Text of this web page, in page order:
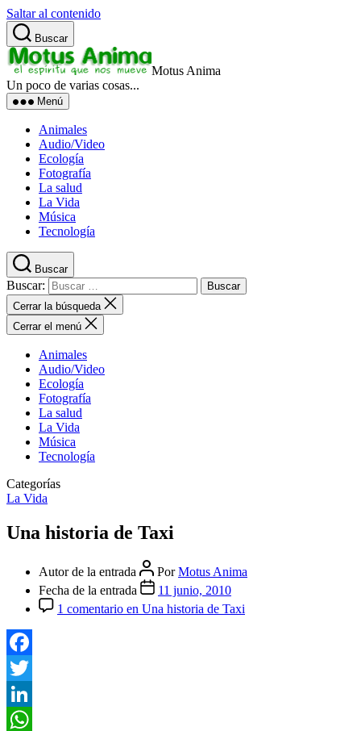
Saltar al contenido
Buscar
Motus Anima
Un poco de varias cosas...
Menú
Animales
Audio/Video
Ecología
Fotografía
La salud
La Vida
Música
Tecnología
Buscar
Buscar:
Cerrar la búsqueda
Cerrar el menú
Animales
Audio/Video
Ecología
Fotografía
La salud
La Vida
Música
Tecnología
Categorías
La Vida
Una historia de Taxi
Autor de la entrada PorMotus Anima
Fecha de la entrada
11 junio, 2010
1 comentario en Una historia de Taxi
Facebook
Twitter
LinkedIn